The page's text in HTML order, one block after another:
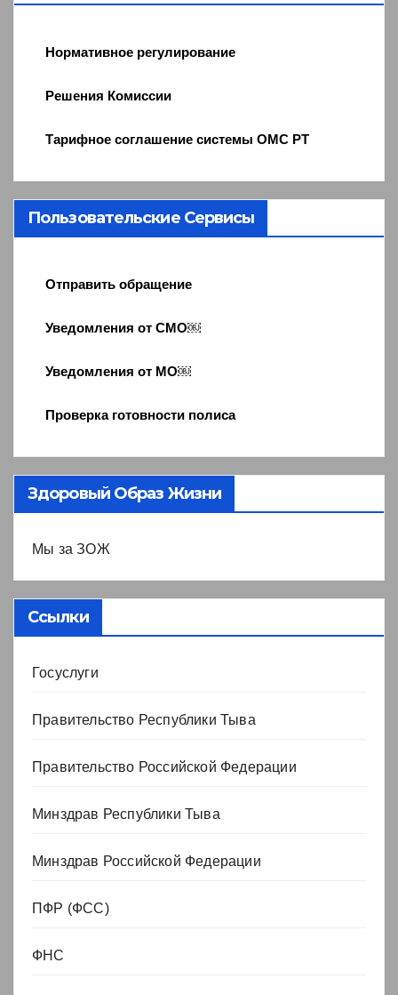
Нормативное регулирование
Решения Комиссии
Тарифное соглашение системы ОМС РТ
Пользовательские Сервисы
Отправить обращение
Уведомления от СМО￼
Уведомления от МО￼
Проверка готовности полиса
Здоровый Образ Жизни
Мы за ЗОЖ
Ссылки
Госуслуги
Правительство Республики Тыва
Правительство Российской Федерации
Минздрав Республики Тыва
Минздрав Российской Федерации
ПФР (ФСС)
ФНС